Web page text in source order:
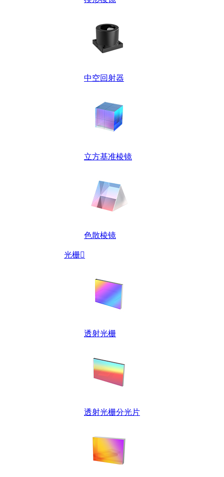
中空回射器
立方基准棱镜
色散棱镜
光栅
透射光栅
透射光栅分光片